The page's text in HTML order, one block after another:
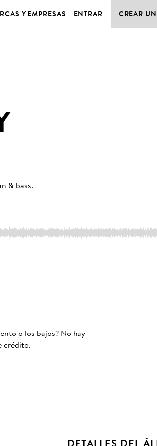
Y EMPRESAS ENTRAR CREAR
& bass.
o los bajos? No hay
crédito.
DETALLES DEL